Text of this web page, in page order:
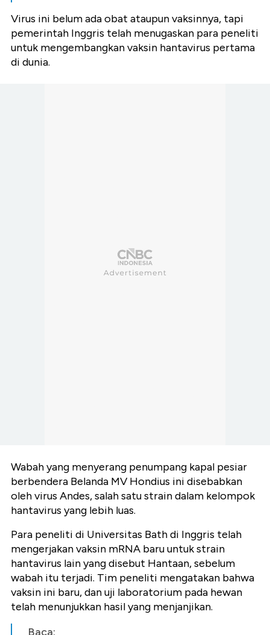
Virus ini belum ada obat ataupun vaksinnya, tapi
pemerintah Inggris telah menugaskan para peneliti
untuk mengembangkan vaksin hantavirus pertama
di dunia.
Wabah yang menyerang penumpang kapal pesiar
berbendera Belanda MV Hondius ini disebabkan
oleh virus Andes, salah satu strain dalam kelompok
hantavirus yang lebih luas.
Para peneliti di Universitas Bath di Inggris telah
mengerjakan vaksin mRNA baru untuk strain
hantavirus lain yang disebut Hantaan, sebelum
wabah itu terjadi. Tim peneliti mengatakan bahwa
vaksin ini baru, dan uji laboratorium pada hewan
telah menunjukkan hasil yang menjanjikan.
Baca: